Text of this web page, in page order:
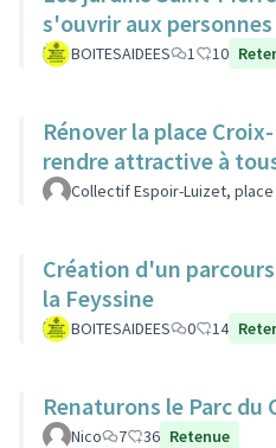
s'ouvrir aux
BOITESAIDEES 1 10
Rénover la place
rendre attractive à
Collectif Espoir-Luizet,
Création d'un
la Feyssine
BOITESAIDEES 0 14
Renaturons le Parc du
Nico 7 36 Retenue